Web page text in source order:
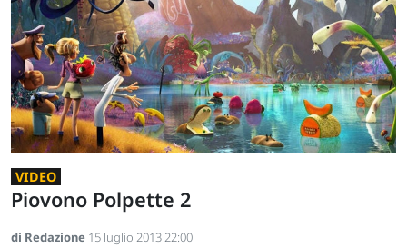
VIDEO
Piovono Polpette 2
di Redazione 15 luglio 2013 22:00